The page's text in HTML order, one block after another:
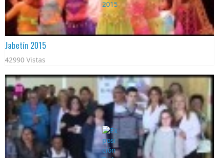
Jabetín 2015
42990 Vistas